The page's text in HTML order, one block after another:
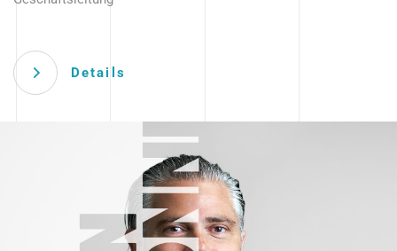
Details